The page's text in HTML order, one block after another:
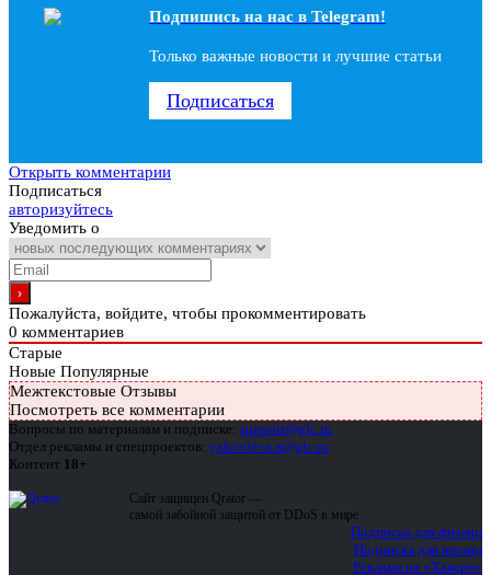
Подпишись на наc в Telegram!
Только важные новости и лучшие статьи
Подписаться
Открыть комментарии
Подписаться
авторизуйтесь
Уведомить о
Пожалуйста, войдите, чтобы прокомментировать
0 комментариев
Старые
Новые Популярные
Межтекстовые Отзывы
Посмотреть все комментарии
Вопросы по материалам и подписке: support@glc.ru
Отдел рекламы и спецпроектов: yakovleva.a@glc.ru
Контент 18+
Сайт защищен Qrator —
самой забойной защитой от DDoS в мире
Подписка для физлиц
Подписка для юрлиц
Реклама на «Хакере»